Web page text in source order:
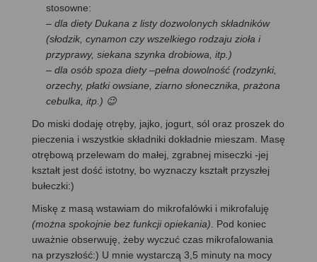
stosowne:
– dla diety Dukana z listy dozwolonych składników
(słodzik, cynamon czy wszelkiego rodzaju zioła i
przyprawy, siekana szynka drobiowa, itp.)
– dla osób spoza diety –pełna dowolność (rodzynki,
orzechy, płatki owsiane, ziarno słonecznika, prażona
cebulka, itp.) 😉
Do miski dodaję otręby, jajko, jogurt, sól oraz proszek do
pieczenia i wszystkie składniki dokładnie mieszam. Masę
otrębową przelewam do małej, zgrabnej miseczki -jej
kształt jest dość istotny, bo wyznaczy kształt przyszłej
bułeczki:)
Miskę z masą wstawiam do mikrofalówki i mikrofaluję
(można spokojnie bez funkcji opiekania). Pod koniec
uważnie obserwuję, żeby wyczuć czas mikrofalowania
na przyszłość:) U mnie wystarczą 3,5 minuty na mocy